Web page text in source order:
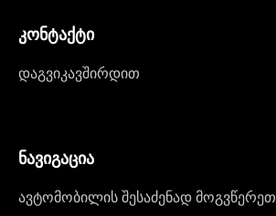
კონტაქტი
დაგვიკავშირდით
ნავიგაცია
ავტომობილის შესაძენად მოგვწერეთ